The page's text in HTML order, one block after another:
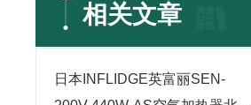
相关文章
日本INFLIDGE英富丽SEN-